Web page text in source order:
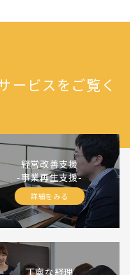
ービスをご覧く
経営改善支援
-事業再生支援-
詳細をみる
丁寧な経理